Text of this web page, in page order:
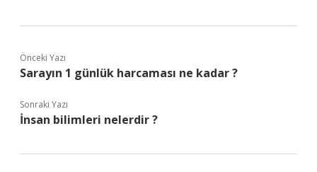
Önceki Yazı
Sarayın 1 günlük harcaması ne kadar ?
Sonraki Yazı
İnsan bilimleri nelerdir ?